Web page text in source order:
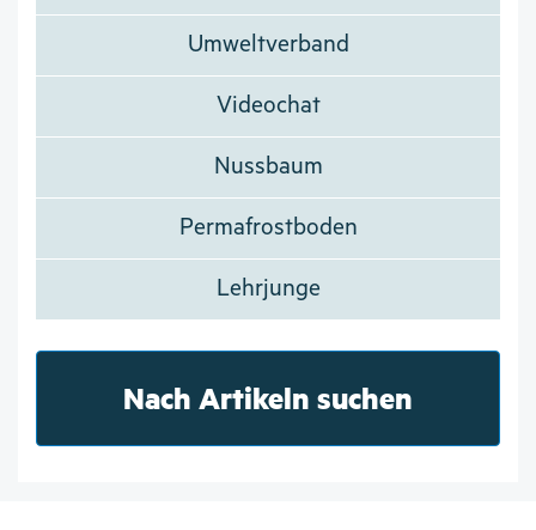
Umweltverband
Videochat
Nussbaum
Permafrostboden
Lehrjunge
Nach Artikeln suchen